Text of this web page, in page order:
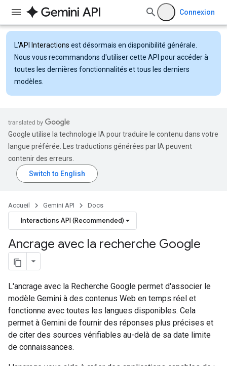
Connexion
L'API Interactions est désormais en disponibilité générale.
Nous vous recommandons d'utiliser cette API pour accéder à
toutes les dernières fonctionnalités et tous les derniers
modèles.
Google utilise la technologie IA pour traduire le contenu dans votre
langue préférée. Les traductions générées par IA peuvent
contenir des erreurs.
Accueil Gemini API Docs
Interactions API (Recommended)
Ancrage avec la recherche Google
L'ancrage avec la Recherche Google permet d'associer le
modèle Gemini à des contenus Web en temps réel et
fonctionne avec toutes les langues disponibles. Cela
permet à Gemini de fournir des réponses plus précises et
de citer des sources vérifiables au-delà de sa date limite
de connaissances.